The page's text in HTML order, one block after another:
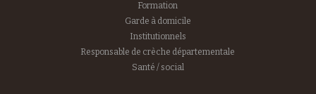
Formation
Garde à domicile
Institutionnels
Responsable de crèche départementale
Santé / social